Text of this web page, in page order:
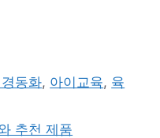
동화, 아이교육, 육
추천 제품